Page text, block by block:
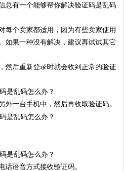
总有一个能够帮你解决验证码是乱码
每个卖家都适用，因为有些卖家使用
如果一种没有解决，建议再试试其它
然后重新登录时就会收到正常的验证
外一台手机中，然后再收取验证码。
话语音方式接收验证码。